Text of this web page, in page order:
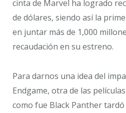
cinta de Marvel ha logrado
de dólares, siendo así la
en juntar más de 1,000
recaudación en su estreno.
Para darnos una idea del
Endgame, otra de las
como fue Black Panther